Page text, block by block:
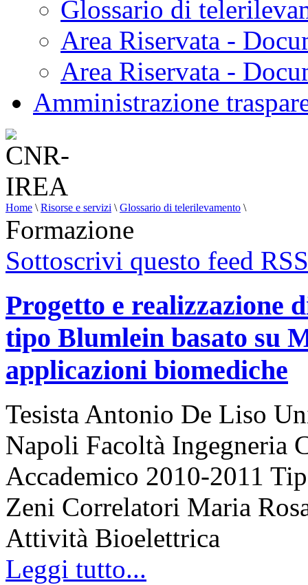
Glossario di
Area Riservata -
Area Riservata -
Amministrazione
Home \ Risorse e servizi \ Glossario di telerilevamento \
Formazione
Sottoscrivi questo feed RSS
Progetto e realizzazione
tipo Blumlein basato su
applicazioni biomediche
Tesista Antonio De Liso
Napoli Facoltà Ingegneria
Accademico 2010-2011
Zeni Correlatori Maria
Attività Bioelettrica
Leggi tutto...